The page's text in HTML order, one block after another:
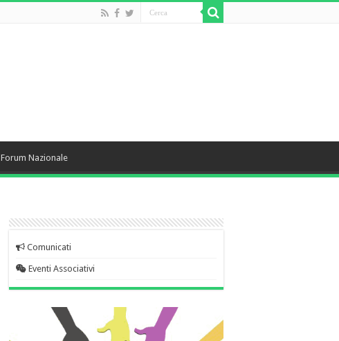
Forum Nazionale
Comunicati
Eventi Associativi